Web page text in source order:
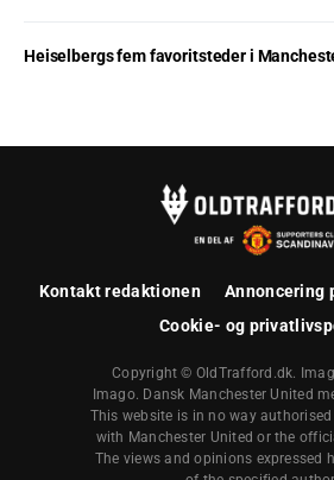
Heiselbergs fem favoritsteder i
Kontakt redaktionen
Annoncering
Cookie- og
Copyright © OldTrafford.dk.
Imago. Dansk Manchester United
This website is in no way
with Manchester United or the
The views and opinions expressed